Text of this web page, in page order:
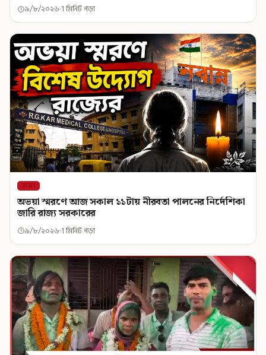
৯/৮/২০২৬ 1 মিনিট পড়া
রাজ্য
অভয়া স্মরণে আজ সকাল ১১টায় নীরবতা পালনের নির্দেশিকা
জারি রাজ্য সরকারের
৯/৮/২০২৬ 1 মিনিট পড়া